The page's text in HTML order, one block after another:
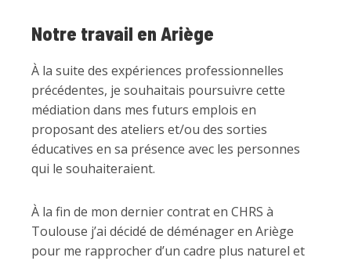
Notre travail en Ariège
À la suite des expériences professionnelles
précédentes, je souhaitais poursuivre cette
médiation dans mes futurs emplois en
proposant des ateliers et/ou des sorties
éducatives en sa présence avec les personnes
qui le souhaiteraient.
À la fin de mon dernier contrat en CHRS à
Toulouse j’ai décidé de déménager en Ariège
pour me rapprocher d’un cadre plus naturel et